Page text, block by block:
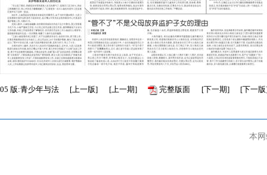
05 版:青少年与法 [上一版] [上一期] 完整版面 [下一期] [下一版
本